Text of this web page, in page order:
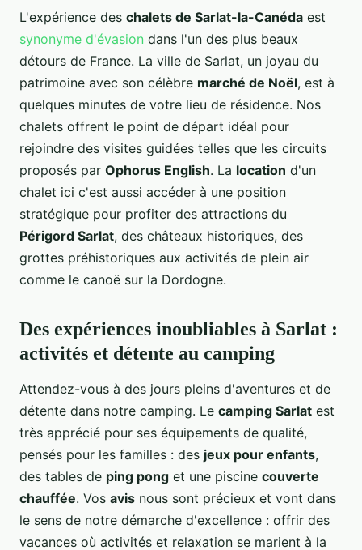
L'expérience des chalets de Sarlat-la-Canéda est
synonyme d'évasion dans l'un des plus beaux
détours de France. La ville de Sarlat, un joyau du
patrimoine avec son célèbre marché de Noël, est à
quelques minutes de votre lieu de résidence. Nos
chalets offrent le point de départ idéal pour
rejoindre des visites guidées telles que les circuits
proposés par Ophorus English. La location d'un
chalet ici c'est aussi accéder à une position
stratégique pour profiter des attractions du
Périgord Sarlat, des châteaux historiques, des
grottes préhistoriques aux activités de plein air
comme le canoë sur la Dordogne.
Des expériences inoubliables à Sarlat :
activités et détente au camping
Attendez-vous à des jours pleins d'aventures et de
détente dans notre camping. Le camping Sarlat est
très apprécié pour ses équipements de qualité,
pensés pour les familles : des jeux pour enfants,
des tables de ping pong et une piscine couverte
chauffée. Vos avis nous sont précieux et vont dans
le sens de notre démarche d'excellence : offrir des
vacances où activités et relaxation se marient à la